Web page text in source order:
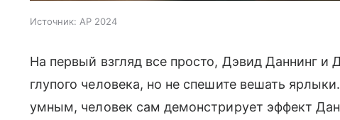
Источник: AP 2024
На первый взгляд все просто, Дэвид Даннинг
глупого человека, но не спешите вешать
умным, человек сам демонстрирует эффект